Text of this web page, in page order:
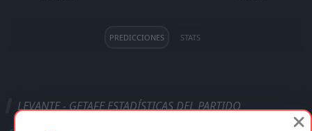
PREDICCIONES STATS
LEVANTE - GETAFE ESTADÍSTICAS DEL PARTIDO